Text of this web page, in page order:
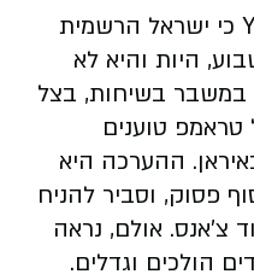
איתמר אייכנר מדווח ב-Ynet כי ישראל הרשמית
היות והיא לא
במשבר בשיחות, בצל
טראמפ טוענים
ההערכה היא
פסוק, וסביר להניח
צ'אנס. אולם, נראה
הולכים וגדלים.